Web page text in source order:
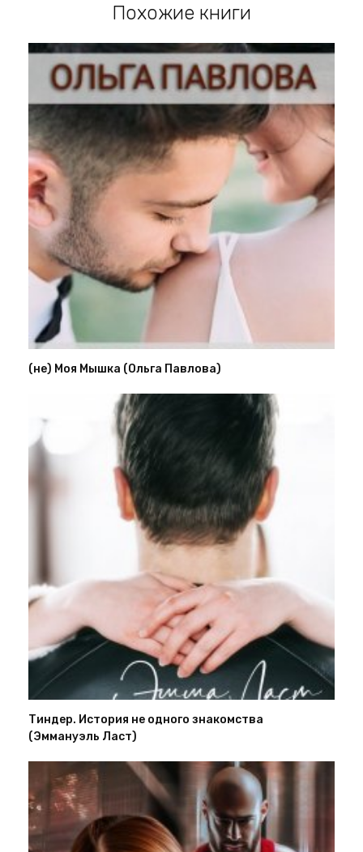
Похожие книги
(не) Моя Мышка (Ольга Павлова)
Тиндер. История не одного знакомства
(Эммануэль Ласт)